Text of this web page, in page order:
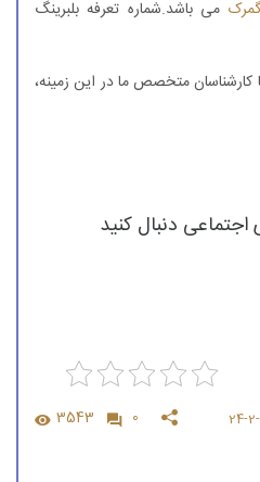
می باشد.شماره تعرفه بلبرینگ
متخصص ما در این زمینه،
اجتماعی دنبال کنید
0
3543